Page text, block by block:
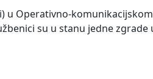
u Operativno-
su u stanu jedne